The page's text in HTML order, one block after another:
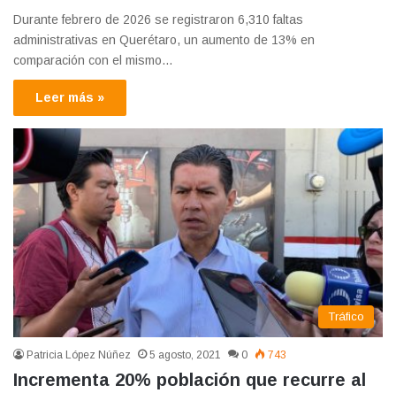
Durante febrero de 2026 se registraron 6,310 faltas
administrativas en Querétaro, un aumento de 13% en
comparación con el mismo…
Leer más »
Tráfico
Patricia López Núñez 5 agosto, 2021 0 743
Incrementa 20% población que recurre al